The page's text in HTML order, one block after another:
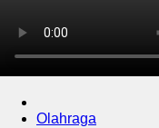
Olahraga